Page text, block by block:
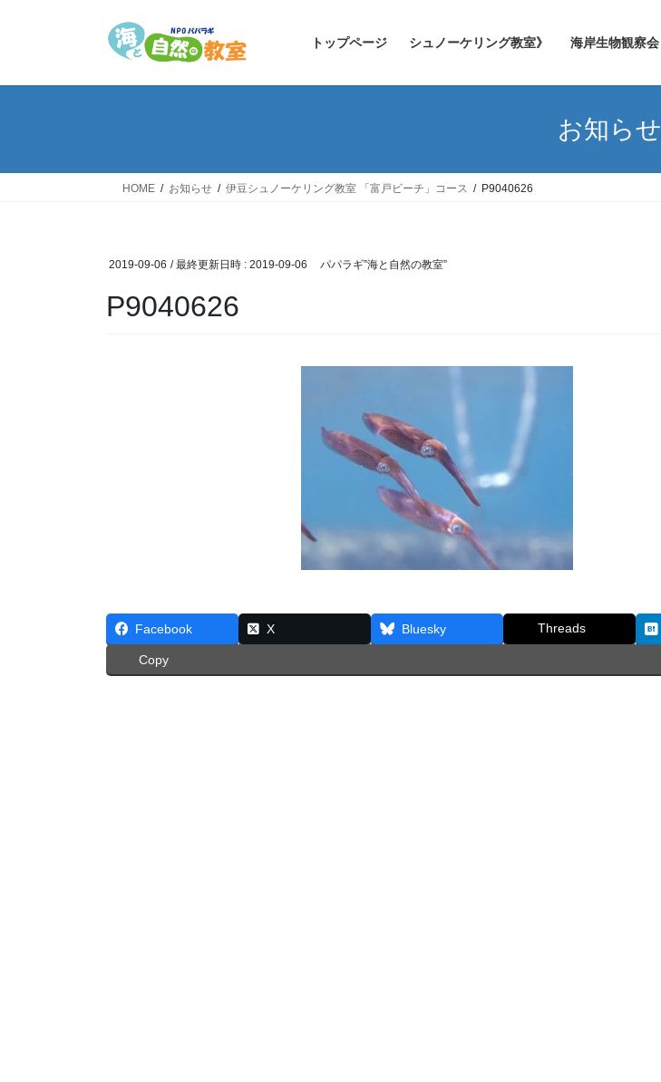
トップページ シュノーケリング教室》 海岸生物観察会
お知らせ
HOME お知らせ 伊豆シュノーケリング教室 「富戸ビーチ」コース P9040626
2019-09-06 / 最終更新日時 : 2019-09-06 パパラギ”海と自然の教室”
P9040626
Facebook X Bluesky Threads
Copy